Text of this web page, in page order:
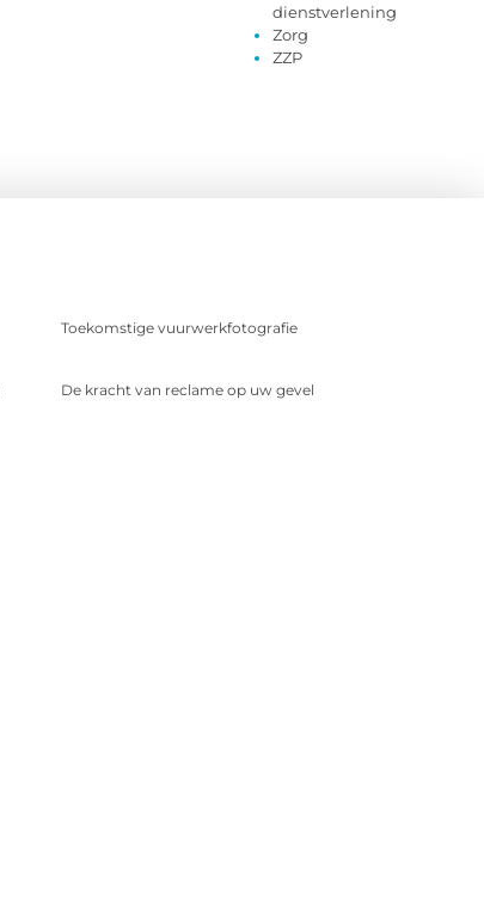
dienstverlening
Zorg
ZZP
Toekomstige vuurwerkfotografie
De kracht van reclame op uw gevel